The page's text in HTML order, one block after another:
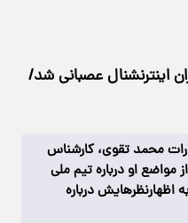
اینترنشنال عصبانی شد/
محمد تقوی، کارشناس
مواضع او درباره تیم ملی
اظهارنظرهایش درباره